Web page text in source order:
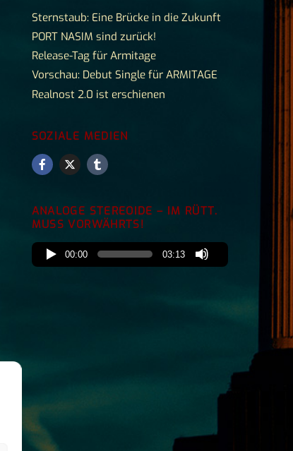
Sternstaub: Eine Brücke in die Zukunft
PORT NASIM sind zurück!
Release-Tag für Armitage
Vorschau: Debut Single für ARMITAGE
Realnost 2.0 ist erschienen
SOZIALE MEDIEN
ANALOGE STEREOIDE – IM RÜTT.
MUSS VORWÄHRTS!
00:00 03:13